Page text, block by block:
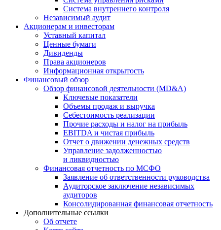
Система внутреннего контроля
Независимый аудит
Акционерам и инвесторам
Уставный капитал
Ценные бумаги
Дивиденды
Права акционеров
Информационная открытость
Финансовый обзор
Обзор финансовой деятельности (MD&A)
Ключевые показатели
Объемы продаж и выручка
Себестоимость реализации
Прочие расходы и налог на прибыль
EBITDA и чистая прибыль
Отчет о движении денежных средств
Управление задолженностью
и ликвидностью
Финансовая отчетность по МСФО
Заявление об ответственности руководства
Аудиторское заключение независимых
аудиторов
Консолидированная финансовая отчетность
Дополнительные ссылки
Об отчете